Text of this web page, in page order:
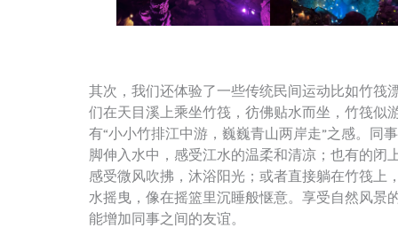
其次，我们还体验了一些传统民间运动比如竹筏
们在天目溪上乘坐竹筏，彷佛贴水而坐，竹筏似
有“小小竹排江中游，巍巍青山两岸走”之感。同
脚伸入水中，感受江水的温柔和清凉；也有的闭
感受微风吹拂，沐浴阳光；或者直接躺在竹筏上
水摇曳，像在摇篮里沉睡般惬意。享受自然风景
能增加同事之间的友谊。